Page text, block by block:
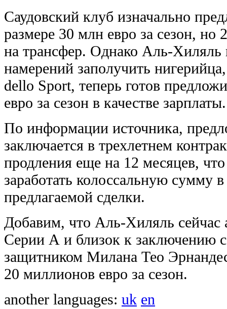
Саудовский клуб изначально
размере 30 млн евро за сезон, но
на трансфер. Однако Аль-Хиляль
намерений заполучить
dello Sport, теперь готов
евро за сезон в качестве зарплаты.
По информации источника,
заключается в трехлетнем
продления еще на 12 месяцев,
заработать колоссальную сумму
предлагаемой сделки.
Добавим, что Аль-Хиляль сейчас
Серии А и близок к заключению
защитником Милана Тео
20 миллионов евро за сезон.
another languages: uk en